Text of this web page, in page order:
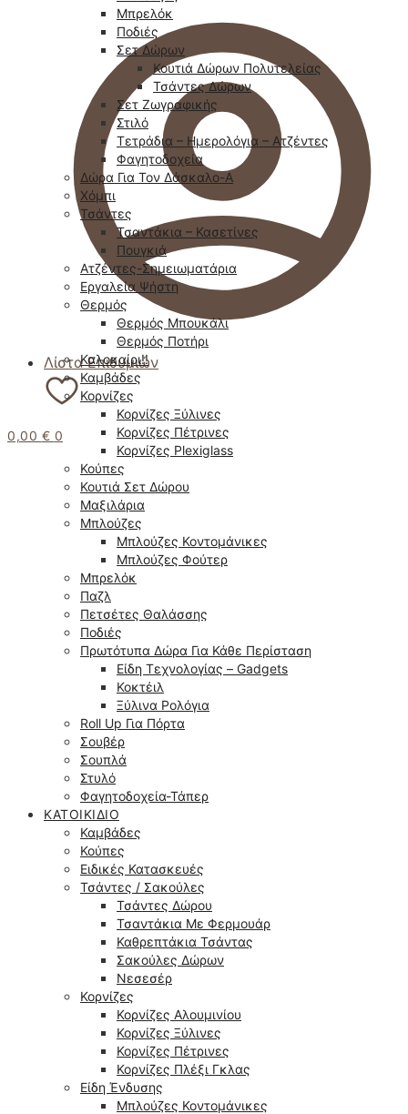
Λίστα Επιθυμιών
0,00 € 0
Μπρελόκ
Ποδιές
Σετ Δώρων
Κουτιά Δώρων Πολυτελείας
Τσάντες Δώρων
Σετ Ζωγραφικής
Στιλό
Τετράδια – Ημερολόγια – Ατζέντες
Φαγητοδοχεία
Δώρα Για Τον Δάσκαλο-Α
Χόμπι
Τσάντες
Τσαντάκια – Κασετίνες
Πουγκιά
Ατζέντες-Σημειωματάρια
Εργαλεία Ψήστη
Θερμός
Θερμός Μπουκάλι
Θερμός Ποτήρι
Καλοκαίρι!!
Καμβάδες
Κορνίζες
Κορνίζες Ξύλινες
Κορνίζες Πέτρινες
Κορνίζες Plexiglass
Κούπες
Κουτιά Σετ Δώρου
Μαξιλάρια
Μπλούζες
Μπλούζες Κοντομάνικες
Μπλούζες Φούτερ
Μπρελόκ
Παζλ
Πετσέτες Θαλάσσης
Ποδιές
Πρωτότυπα Δώρα Για Κάθε Περίσταση
Είδη Τεχνολογίας – Gadgets
Κοκτέιλ
Ξύλινα Ρολόγια
Roll Up Για Πόρτα
Σουβέρ
Σουπλά
Στυλό
Φαγητοδοχεία-Τάπερ
ΚΑΤΟΙΚΊΔΙΟ
Καμβάδες
Κούπες
Ειδικές Κατασκευές
Τσάντες / Σακούλες
Τσάντες Δώρου
Τσαντάκια Με Φερμουάρ
Καθρεπτάκια Τσάντας
Σακούλες Δώρων
Νεσεσέρ
Κορνίζες
Κορνίζες Αλουμινίου
Κορνίζες Ξύλινες
Κορνίζες Πέτρινες
Κορνίζες Πλέξι Γκλας
Είδη Ένδυσης
Μπλούζες Κοντομάνικες